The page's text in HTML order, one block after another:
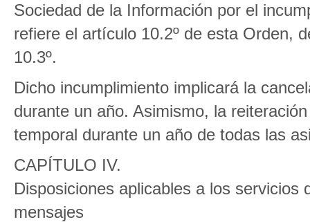
Sociedad de la Información por el
refiere el artículo 10.2º de esta Orden,
10.3º.
Dicho incumplimiento implicará la
durante un año. Asimismo, la
temporal durante un año de todas las
CAPÍTULO IV.
Disposiciones aplicables a los
mensajes